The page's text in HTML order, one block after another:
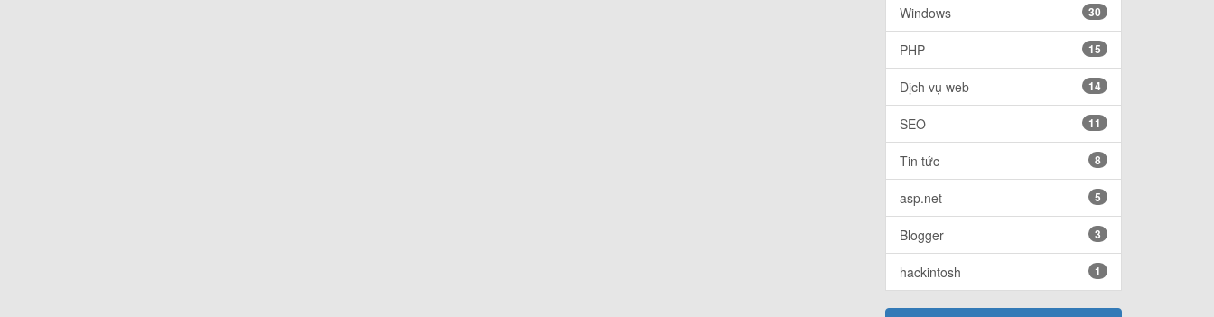
Windows 30
PHP 15
Dịch vụ web 14
SEO 11
Tin tức 8
asp.net 5
Blogger 3
hackintosh 1